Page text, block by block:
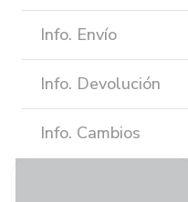
Info. Envío
Info. Devolución
Info. Cambios